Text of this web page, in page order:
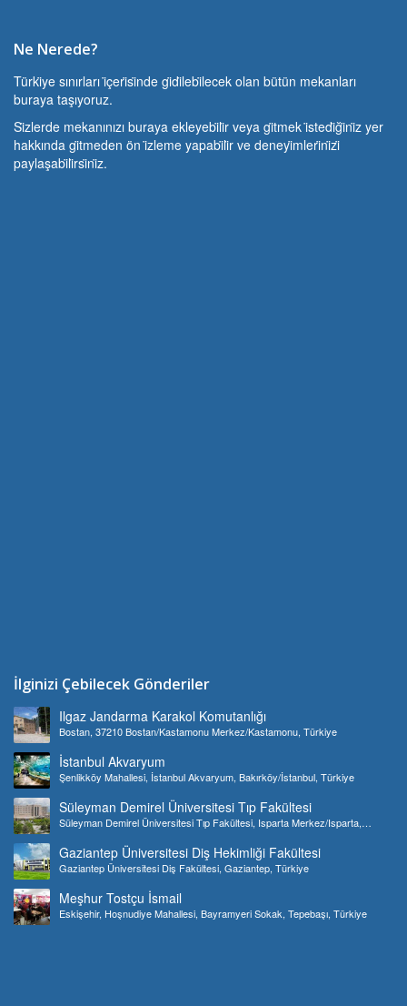
Ne Nerede?
Türki̇ye sınırları i̇çeri̇si̇nde gi̇di̇lebi̇lecek olan bütün mekanları
buraya taşıyoruz.
Si̇zlerde mekanınızı buraya ekleyebi̇li̇r veya gi̇tmek i̇stedi̇ği̇ni̇z yer
hakkında gi̇tmeden ön i̇zleme yapabi̇li̇r ve deneyi̇mleri̇ni̇zi̇
paylaşabi̇li̇rsi̇ni̇z.
İlginizi Çebilecek Gönderiler
Ilgaz Jandarma Karakol Komutanlığı
Bostan, 37210 Bostan/Kastamonu Merkez/Kastamonu, Türkiye
İstanbul Akvaryum
Şenlikköy Mahallesi, İstanbul Akvaryum, Bakırköy/İstanbul, Türkiye
Süleyman Demirel Üniversitesi Tıp Fakültesi
Süleyman Demirel Üniversitesi Tıp Fakültesi, Isparta Merkez/Isparta,
Gaziantep Üniversitesi Diş Hekimliği Fakültesi
Gaziantep Üniversitesi Diş Fakültesi, Gaziantep, Türkiye
Meşhur Tostçu İsmail
Eskişehir, Hoşnudiye Mahallesi, Bayramyeri Sokak, Tepebaşı, Türkiye